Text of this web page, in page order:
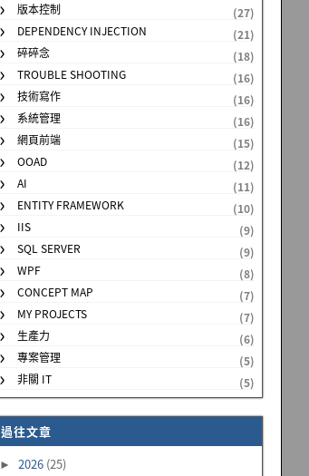
版本控制
(27)
DEPENDENCY INJECTION
(21)
碎碎念
(18)
TROUBLE SHOOTING
(16)
技術寫作
(16)
系統管理
(16)
網頁前端
(15)
OOAD
(12)
AI
(11)
ENTITY FRAMEWORK
(10)
IIS
(9)
SQL SERVER
(9)
WPF
(8)
CONCEPT MAP
(7)
MY PROJECTS
(7)
生產力
(6)
專案管理
(5)
非關 IT
(5)
過往文章
► 2026 (25)